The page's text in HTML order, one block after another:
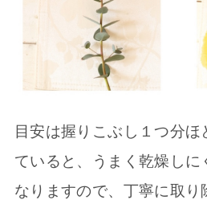
目安は握りこぶし１つ分ほ
ていると、うまく乾燥しに
なりますので、丁寧に取り